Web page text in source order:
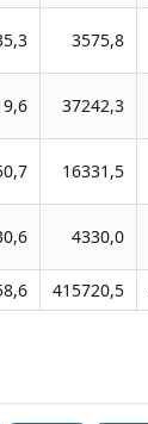
3575,8
37242,3
16331,5
4330,0
415720,5